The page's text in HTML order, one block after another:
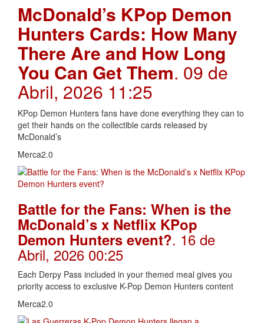
McDonald’s KPop Demon
Hunters Cards: How Many
There Are and How Long
You Can Get Them. 09 de
Abril, 2026 11:25
KPop Demon Hunters fans have done everything they can to
get their hands on the collectible cards released by
McDonald’s
Merca2.0
Battle for the Fans: When is the
McDonald’s x Netflix KPop
Demon Hunters event?. 16 de
Abril, 2026 00:25
Each Derpy Pass included in your themed meal gives you
priority access to exclusive K-Pop Demon Hunters content
Merca2.0